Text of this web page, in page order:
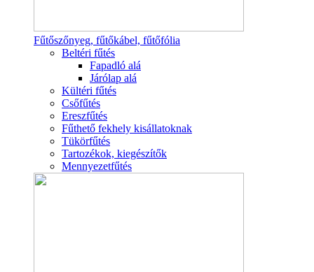
Fűtőszőnyeg, fűtőkábel, fűtőfólia
Beltéri fűtés
Fapadló alá
Járólap alá
Kültéri fűtés
Csőfűtés
Ereszfűtés
Fűthető fekhely kisállatoknak
Tükörfűtés
Tartozékok, kiegészítők
Mennyezetfűtés